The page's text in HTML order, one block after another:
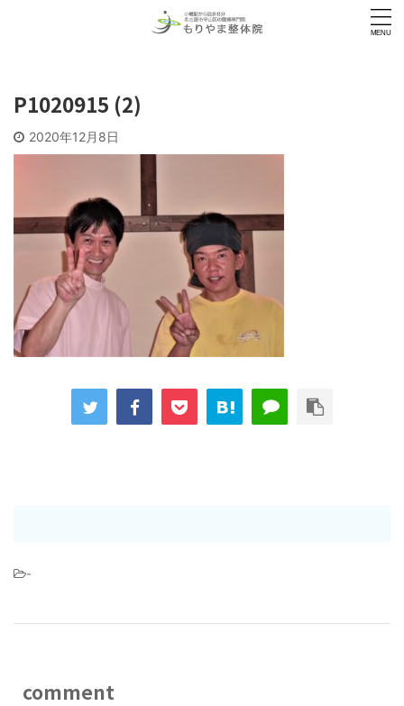
P1020915 (2)
2020年12月8日
-
comment